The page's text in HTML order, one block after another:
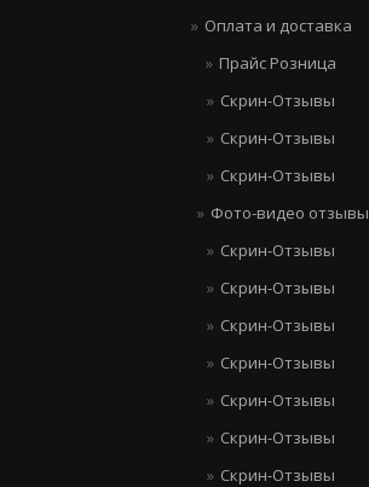
Оплата и доставка
Прайс Розница
Скрин-Отзывы
Скрин-Отзывы
Скрин-Отзывы
Фото-видео отзывы
Скрин-Отзывы
Скрин-Отзывы
Скрин-Отзывы
Скрин-Отзывы
Скрин-Отзывы
Скрин-Отзывы
Скрин-Отзывы